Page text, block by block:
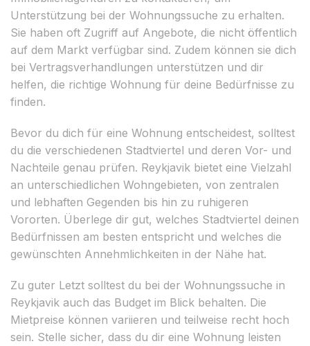
Unterstützung bei der Wohnungssuche zu erhalten.
Sie haben oft Zugriff auf Angebote, die nicht öffentlich
auf dem Markt verfügbar sind. Zudem können sie dich
bei Vertragsverhandlungen unterstützen und dir
helfen, die richtige Wohnung für deine Bedürfnisse zu
finden.
Bevor du dich für eine Wohnung entscheidest, solltest
du die verschiedenen Stadtviertel und deren Vor- und
Nachteile genau prüfen. Reykjavik bietet eine Vielzahl
an unterschiedlichen Wohngebieten, von zentralen
und lebhaften Gegenden bis hin zu ruhigeren
Vororten. Überlege dir gut, welches Stadtviertel deinen
Bedürfnissen am besten entspricht und welches die
gewünschten Annehmlichkeiten in der Nähe hat.
Zu guter Letzt solltest du bei der Wohnungssuche in
Reykjavik auch das Budget im Blick behalten. Die
Mietpreise können variieren und teilweise recht hoch
sein. Stelle sicher, dass du dir eine Wohnung leisten